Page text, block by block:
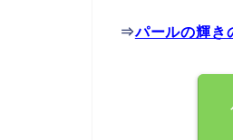
⇒パールの輝き